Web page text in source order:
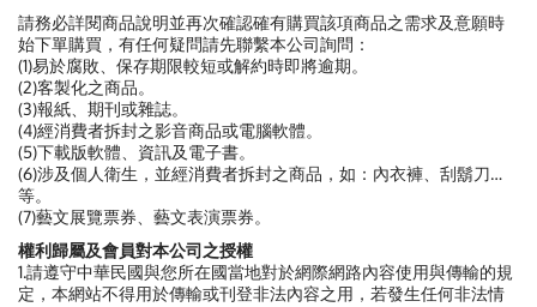
請務必詳閱商品說明並再次確認確有購買該項商品之需求及意願時
始下單購買，有任何疑問請先聯繫本公司詢問：
(1)易於腐敗、保存期限較短或解約時即將逾期。
(2)客製化之商品。
(3)報紙、期刊或雜誌。
(4)經消費者拆封之影音商品或電腦軟體。
(5)下載版軟體、資訊及電子書。
(6)涉及個人衛生，並經消費者拆封之商品，如：內衣褲、刮鬍刀…
等。
(7)藝文展覽票券、藝文表演票券。
權利歸屬及會員對本公司之授權
1.請遵守中華民國與您所在國當地對於網際網路內容使用與傳輸的規
定，本網站不得用於傳輸或刊登非法內容之用，若發生任何非法情